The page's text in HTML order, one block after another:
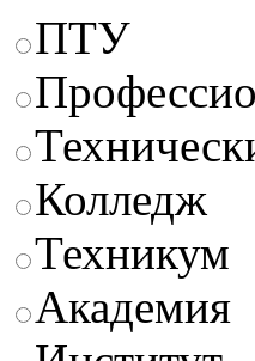
ПТУ
Колледж
Техникум
Академия